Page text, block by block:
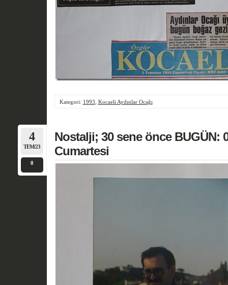
Kategori: 1993 Kocaeli Aydınlar Ocağı
4
TEM/23
0
Nostalji; 30 sene önce BUGÜN:
Cumartesi